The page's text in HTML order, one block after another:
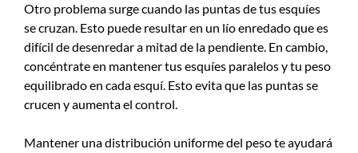
Otro problema surge cuando las puntas de tus esquíes
se cruzan. Esto puede resultar en un lío enredado que es
difícil de desenredar a mitad de la pendiente. En cambio,
concéntrate en mantener tus esquíes paralelos y tu peso
equilibrado en cada esquí. Esto evita que las puntas se
crucen y aumenta el control.
Mantener una distribución uniforme del peso te ayudará